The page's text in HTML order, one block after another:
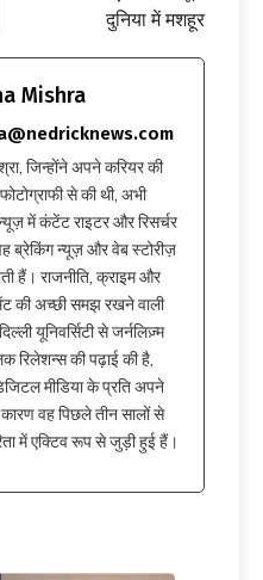
दुनिया में मशहूर
Mishra
जिन्होंने अपने करियर की
से की थी, अभी
में कंटेंट राइटर और रिसर्चर
ब्रेकिंग न्यूज़ और वेब स्टोरीज़
हैं। राजनीति, क्राइम और
की अच्छी समझ रखने वाली
यूनिवर्सिटी से जर्नलिज़्म
रिलेशन्स की पढ़ाई की है,
मीडिया के प्रति अपने
वह पिछले तीन सालों से
में एक्टिव रूप से जुड़ी हुई हैं।